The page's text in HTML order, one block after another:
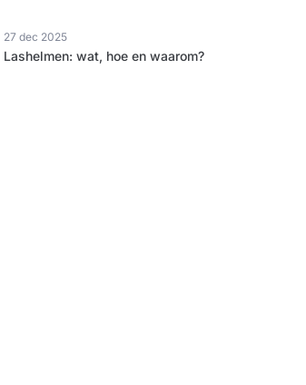
27 dec 2025
Lashelmen: wat, hoe en waarom?